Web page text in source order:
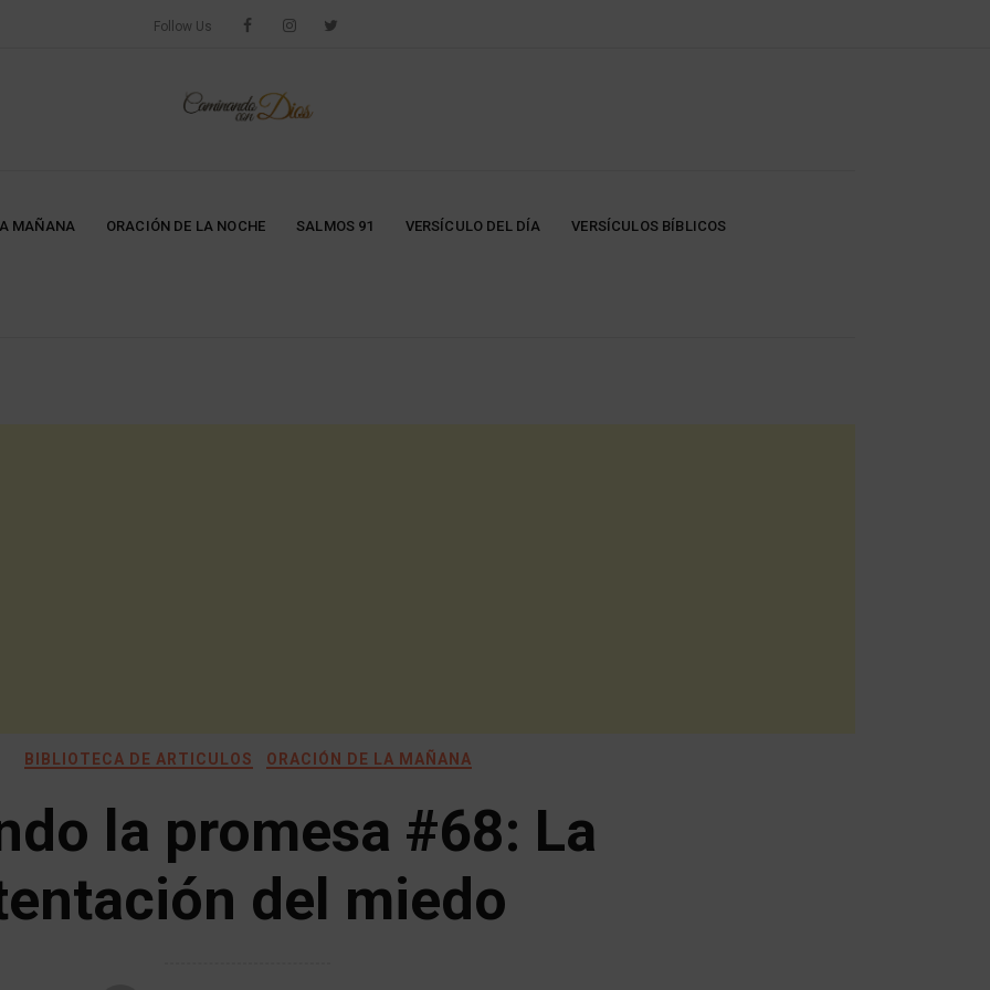
Follow Us
MAÑANA ORACIÓN DE LA NOCHE SALMOS 91 VERSÍCULO DEL DÍA VERSÍCULOS BÍBLICOS
BIBLIOTECA DE ARTICULOS ORACIÓN DE LA MAÑANA
la promesa #68: La
del miedo